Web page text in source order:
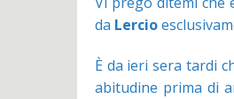
da Lercio
È da ieri sera tardi
abitudine prima di